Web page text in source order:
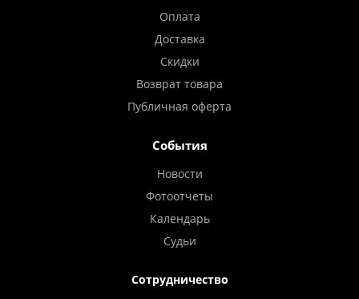
Оплата
Доставка
Скидки
Возврат товара
Публичная оферта
События
Новости
Фотоотчеты
Календарь
Судьи
Сотрудничество